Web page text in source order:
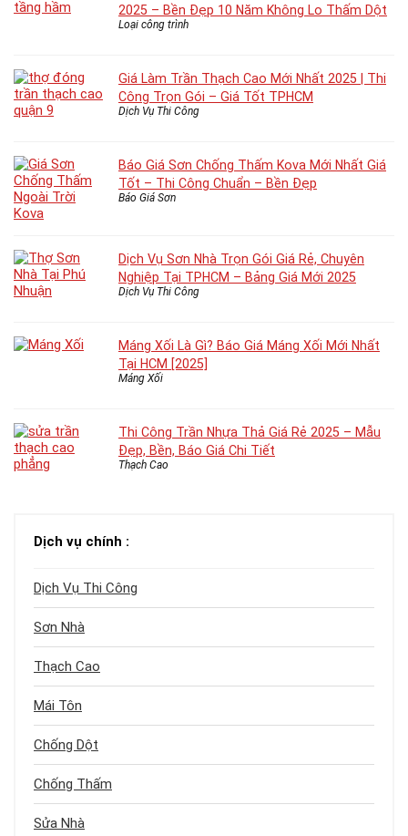
2025 – Bền Đẹp 10 Năm Không Lo Thấm Dột
Loại công trình
Giá Làm Trần Thạch Cao Mới Nhất 2025 | Thi
Công Trọn Gói – Giá Tốt TPHCM
Dịch Vụ Thi Công
Báo Giá Sơn Chống Thấm Kova Mới Nhất Giá
Tốt – Thi Công Chuẩn – Bền Đẹp
Báo Giá Sơn
Dịch Vụ Sơn Nhà Trọn Gói Giá Rẻ, Chuyên
Nghiệp Tại TPHCM – Bảng Giá Mới 2025
Dịch Vụ Thi Công
Máng Xối Là Gì? Báo Giá Máng Xối Mới Nhất
Tại HCM [2025]
Máng Xối
Thi Công Trần Nhựa Thả Giá Rẻ 2025 – Mẫu
Đẹp, Bền, Báo Giá Chi Tiết
Thạch Cao
Dịch vụ chính :
Dịch Vụ Thi Công
Sơn Nhà
Thạch Cao
Mái Tôn
Chống Dột
Chống Thấm
Sửa Nhà